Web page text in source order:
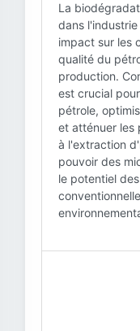
La
dans
impact sur les
qualité du
production.
est crucial
pétrole,
et atténuer les
à l'extraction
pouvoir des
le potentiel